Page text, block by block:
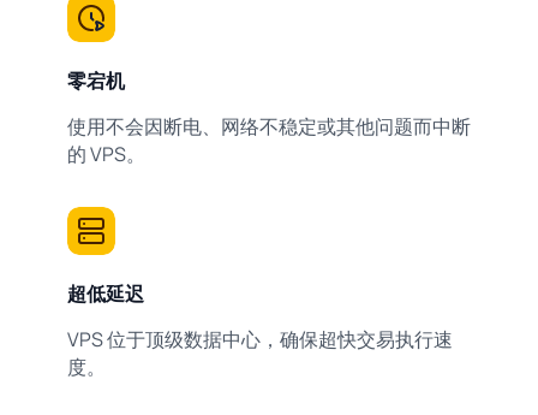
零宕机
使用不会因断电、网络不稳定或其他问题而中断
的 VPS。
超低延迟
VPS 位于顶级数据中心，确保超快交易执行速
度。